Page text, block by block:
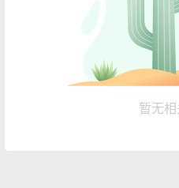
暂无